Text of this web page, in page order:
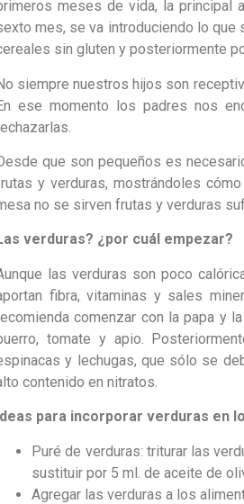
meses de vida, la principal
mes, se va introduciendo lo que
sin gluten y posteriormente
siempre nuestros hijos son
ese momento los padres nos
que son pequeños es
y verduras, mostrándoles
no se sirven frutas y verduras
verduras? ¿por cuál empezar?
las verduras son poco
fibra, vitaminas y sales
comenzar con la papa y
tomate y apio.
y lechugas, que sólo se
contenido en nitratos.
Ideas para incorporar verduras en
Puré de verduras: triturar las
sustituir por 5 ml. de aceite de
Agregar las verduras a los